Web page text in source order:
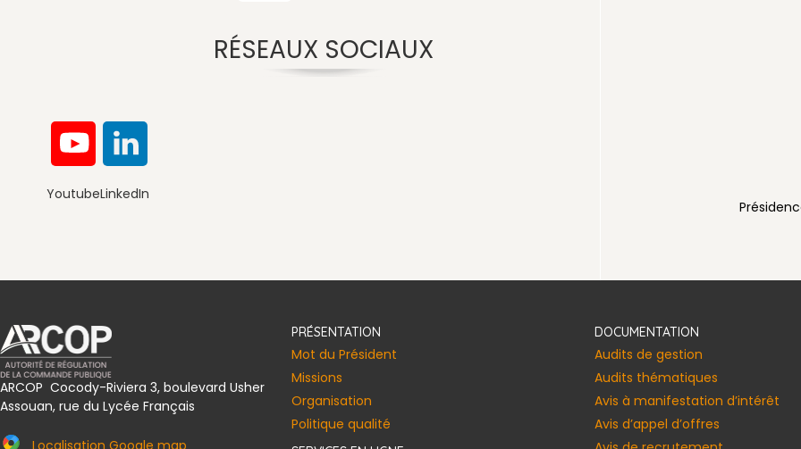
RÉSEAUX SOCIAUX
YoutubeLinkedIn
ARCOP Cocody-Riviera 3, boulevard Usher
Assouan, rue du Lycée Français
PRÉSENTATION
Mot du Président
Missions
Organisation
Politique qualité
DOCUMENTATION
Audits de gestion
Audits thématiques
Avis à manifestation d’intérêt
Avis d’appel d’offres